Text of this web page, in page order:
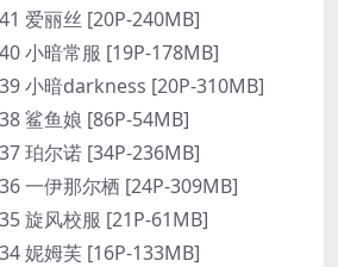
爱丽丝 [20P-240MB]
小暗常服 [19P-178MB]
小暗darkness [20P-310MB]
鲨鱼娘 [86P-54MB]
珀尔诺 [34P-236MB]
一伊那尔栖 [24P-309MB]
旋风校服 [21P-61MB]
妮姆芙 [16P-133MB]